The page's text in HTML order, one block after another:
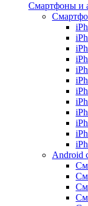
Смартфоны и
Android